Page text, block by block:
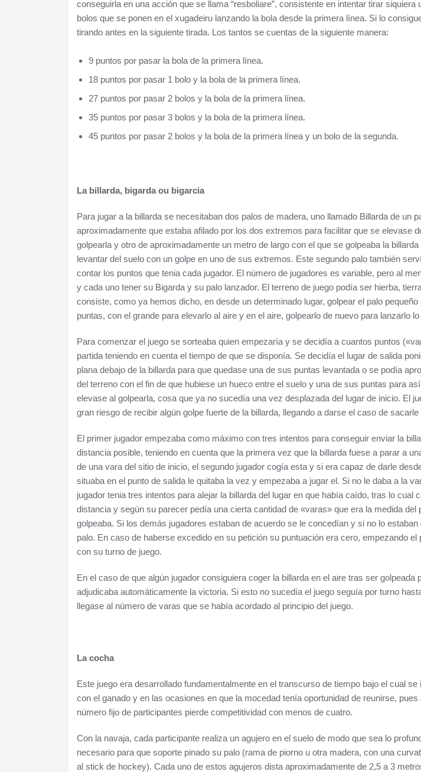
conseguirla en una acción que se llama “resboliare”, consistente en intentar tirar siquiera
bolos que se ponen en el xugadeiru lanzando la bola desde la primera línea. Si lo
tirando antes en la siguiente tirada. Los tantos se cuentas de la siguiente manera:
9 puntos por pasar la bola de la primera línea.
18 puntos por pasar 1 bolo y la bola de la primera línea.
27 puntos por pasar 2 bolos y la bola de la primera línea.
35 puntos por pasar 3 bolos y la bola de la primera línea.
45 puntos por pasar 2 bolos y la bola de la primera línea y un bolo de la segunda.
La billarda, bigarda ou bigarcia
Para jugar a la billarda se necesitaban dos palos de madera, uno llamado Billarda de un
aproximadamente que estaba afilado por los dos extremos para facilitar que se elevase
golpearla y otro de aproximadamente un metro de largo con el que se golpeaba la
levantar del suelo con un golpe en uno de sus extremos. Este segundo palo también
contar los puntos que tenia cada jugador. El número de jugadores es variable, pero al
y cada uno tener su Bigarda y su palo lanzador. El terreno de juego podía ser hierba,
consiste, como ya hemos dicho, en desde un determinado lugar, golpear el palo pequeño
puntas, con el grande para elevarlo al aire y en el aire, golpearlo de nuevo para lanzarlo
Para comenzar el juego se sorteaba quien empezaría y se decidía a cuantos puntos
partida teniendo en cuenta el tiempo de que se disponía. Se decidía el lugar de salida
plana debajo de la billarda para que quedase una de sus puntas levantada o se podía
del terreno con el fin de que hubiese un hueco entre el suelo y una de sus puntas para
elevase al golpearla, cosa que ya no sucedía una vez desplazada del lugar de inicio. El
gran riesgo de recibir algún golpe fuerte de la billarda, llegando a darse el caso de
El primer jugador empezaba como máximo con tres intentos para conseguir enviar la
distancia posible, teniendo en cuenta que la primera vez que la billarda fuese a parar a
de una vara del sitio de inicio, el segundo jugador cogía esta y si era capaz de darle
situaba en el punto de salida le quitaba la vez y empezaba a jugar el. Si no le daba a la
jugador tenia tres intentos para alejar la billarda del lugar en que había caído, tras lo cual
distancia y según su parecer pedía una cierta cantidad de «varas» que era la medida del
golpeaba. Si los demás jugadores estaban de acuerdo se le concedían y si no lo
palo. En caso de haberse excedido en su petición su puntuación era cero, empezando el
con su turno de juego.
En el caso de que algún jugador consiguiera coger la billarda en el aire tras ser golpeada
adjudicaba automáticamente la victoria. Si esto no sucedía el juego seguía por turno
llegase al número de varas que se había acordado al principio del juego.
La cocha
Este juego era desarrollado fundamentalmente en el transcurso de tiempo bajo el cual se
con el ganado y en las ocasiones en que la mocedad tenía oportunidad de reunirse,
número fijo de participantes pierde competitividad con menos de cuatro.
Con la navaja, cada participante realiza un agujero en el suelo de modo que sea lo
necesario para que soporte pinado su palo (rama de piorno u otra madera, con una
al stick de hockey). Cada uno de estos agujeros dista aproximadamente de 2,5 a 3